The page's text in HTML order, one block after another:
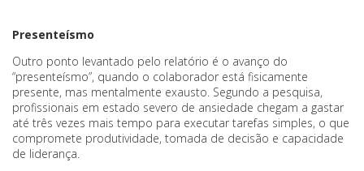
Presenteísmo
Outro ponto levantado pelo relatório é o avanço do
“presenteísmo”, quando o colaborador está fisicamente
presente, mas mentalmente exausto. Segundo a pesquisa,
profissionais em estado severo de ansiedade chegam a gastar
até três vezes mais tempo para executar tarefas simples, o que
compromete produtividade, tomada de decisão e capacidade
de liderança.